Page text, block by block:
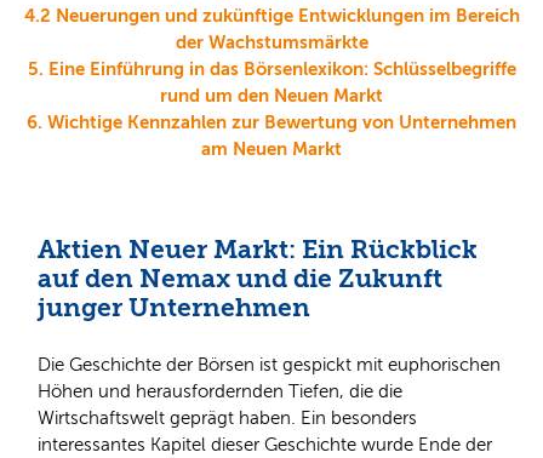
4.2 Neuerungen und zukünftige Entwicklungen im Bereich
der Wachstumsmärkte
5. Eine Einführung in das Börsenlexikon: Schlüsselbegriffe
rund um den Neuen Markt
6. Wichtige Kennzahlen zur Bewertung von Unternehmen
am Neuen Markt
Aktien Neuer Markt: Ein Rückblick
auf den Nemax und die Zukunft
junger Unternehmen
Die Geschichte der Börsen ist gespickt mit euphorischen
Höhen und herausfordernden Tiefen, die die
Wirtschaftswelt geprägt haben. Ein besonders
interessantes Kapitel dieser Geschichte wurde Ende der